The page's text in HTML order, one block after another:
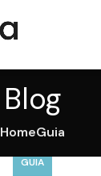
Blog
HomeGuia
GUIA